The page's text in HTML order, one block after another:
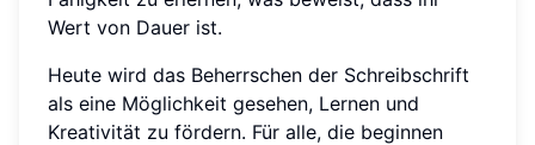
Wert von Dauer ist.
Heute wird das Beherrschen der Schreibschrift
als eine Möglichkeit gesehen, Lernen und
Kreativität zu fördern. Für alle, die beginnen